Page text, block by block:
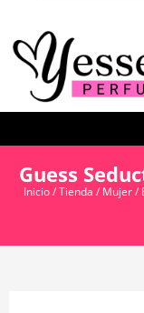
Guess
Inicio/Tienda / Mujer/